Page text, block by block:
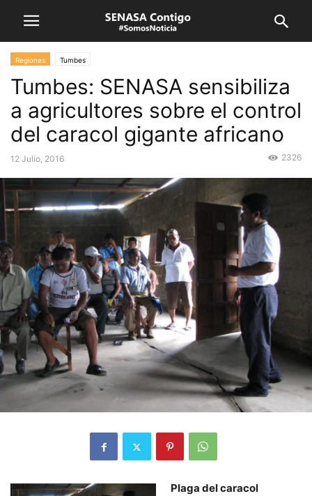
Regiones Tumbes
Tumbes: SENASA sensibiliza
a agricultores sobre el control
del caracol gigante africano
12 Julio, 2016 2326
Plaga del caracol